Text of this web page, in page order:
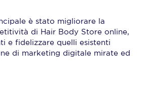
è stato migliorare la
di Hair Body Store online,
e fidelizzare quelli esistenti
di marketing digitale mirate ed